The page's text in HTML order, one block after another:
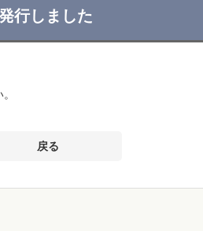
行しました
戻る